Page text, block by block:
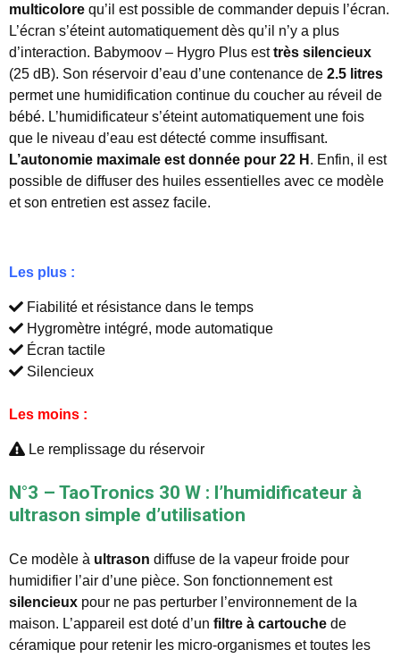
multicolore qu’il est possible de commander depuis l’écran.
L’écran s’éteint automatiquement dès qu’il n’y a plus
d’interaction. Babymoov – Hygro Plus esttrès silencieux
(25 dB). Son réservoir d’eau d’une contenance de 2.5 litres
permet une humidification continue du coucher au réveil de
bébé. L’humidificateur s’éteint automatiquement une fois
que le niveau d’eau est détecté comme insuffisant.
L’autonomie maximale est donnée pour 22 H . Enfin, il est
possible de diffuser des huiles essentielles avec ce modèle
et son entretien est assez facile.
Les plus :
Fiabilité et résistance dans le temps
Hygromètre intégré, mode automatique
Écran tactile
Silencieux
Les moins :
Le remplissage du réservoir
N°3 – TaoTronics 30 W : l’humidificateur à
ultrason simple d’utilisation
Ce modèle à ultrason diffuse de la vapeur froide pour
humidifier l’air d’une pièce. Son fonctionnement est
silencieux pour ne pas perturber l’environnement de la
maison. L’appareil est doté d’un filtre à cartouche de
céramique pour retenir les micro-organismes et toutes les